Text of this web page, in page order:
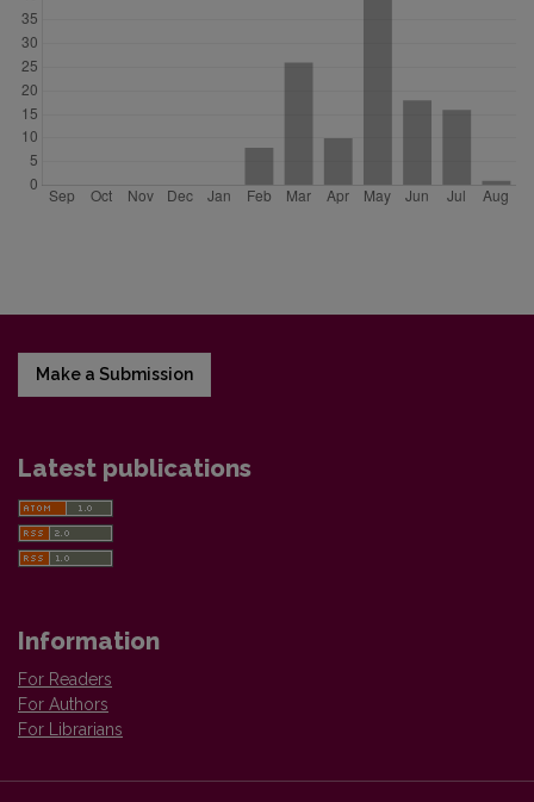
Make a Submission
Latest publications
Information
For Readers
For Authors
For Librarians